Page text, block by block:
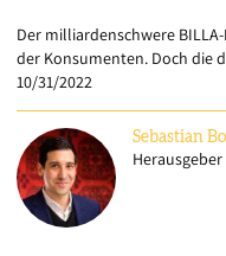
Der milliardenschwere
der Konsumenten. Doch die
10/31/2022
Sebastian
Herausgeber